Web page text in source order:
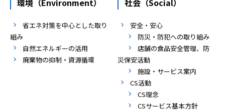
省エネ対策を中心とした取り
組み
自然エネルギーの活用
廃棄物の抑制・資源循環
安全・安心
防災・防犯への取り組み
店舗の食品安全管理、防
災保安活動
施設・サービス案内
CS活動
CS理念
CSサービス基本方針